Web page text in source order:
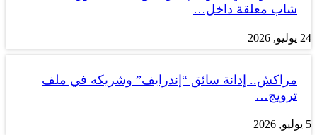
شاب معلقة داخل…
24 يوليو, 2026
مراكش.. إدانة سائق “إندرايف” وشريكه في ملف
ترويج…
5 يوليو, 2026